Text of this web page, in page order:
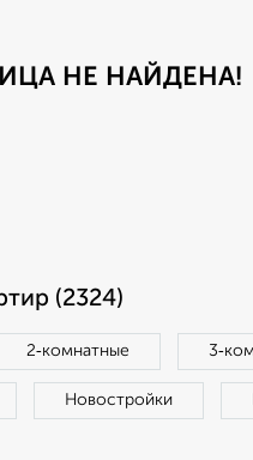
НЕ НАЙДЕНА!
(2324)
2‑комнатные
Новостройки